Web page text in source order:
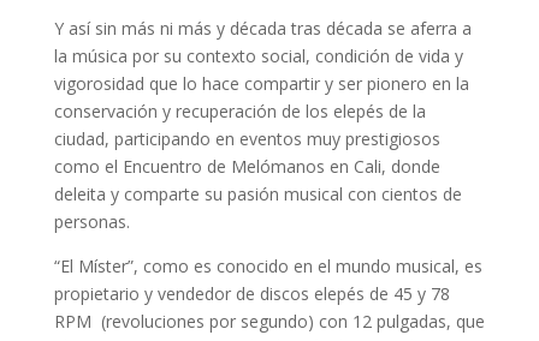
Y así sin más ni más y década tras década se aferra a
la música por su contexto social, condición de vida y
vigorosidad que lo hace compartir y ser pionero en la
conservación y recuperación de los elepés de la
ciudad, participando en eventos muy prestigiosos
como el Encuentro de Melómanos en Cali, donde
deleita y comparte su pasión musical con cientos de
personas.
“El Míster”, como es conocido en el mundo musical, es
propietario y vendedor de discos elepés de 45 y 78
RPM (revoluciones por segundo) con 12 pulgadas, que